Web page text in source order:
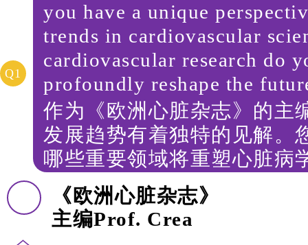
Q1
you have a unique
trends in cardiovascular
cardiovascular research do
profoundly reshape the
作为《欧洲心脏杂志》的主
发展趋势有着独特的见解。
哪些重要领域将重塑心脏病
《欧洲心脏杂志》
主编Prof. Crea